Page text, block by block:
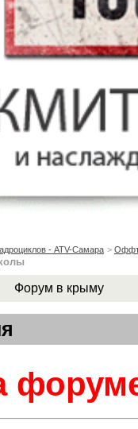
- ATV-Самара >
Форум в крыму